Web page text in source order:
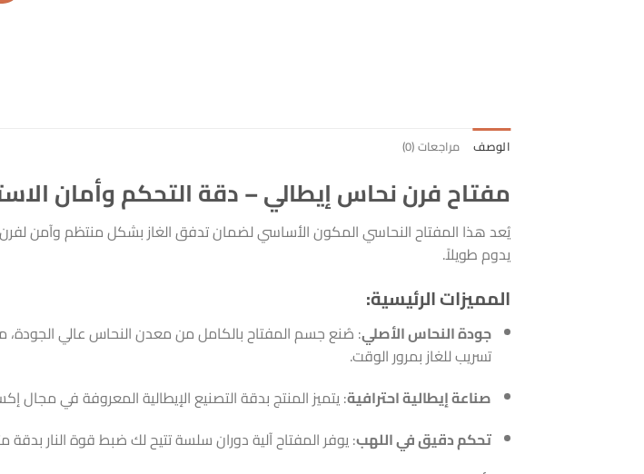
الوصف مراجعات (0)
مفتاح فرن نحاس إيطالي – دقة التحكم وأمان
يُعد هذا المفتاح النحاسي المكون الأساسي لضمان تدفق الغاز بشكل منتظم وآمن لفرن
يدوم طويلاً.
المميزات الرئيسية:
جودة النحاس الأصلي: صُنع جسم المفتاح بالكامل من معدن النحاس عالي الجودة،
تسريب للغاز بمرور الوقت.
صناعة إيطالية احترافية: يتميز المنتج بدقة التصنيع الإيطالية المعروفة في مجال
تحكم دقيق في اللهب: يوفر المفتاح آلية دوران سلسة تتيح لك ضبط قوة النار